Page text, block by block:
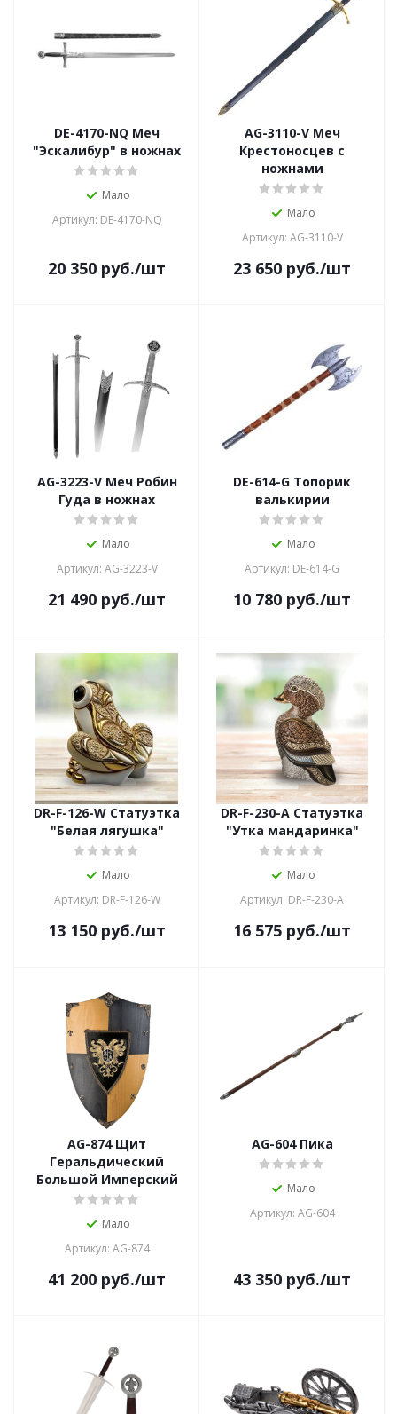
DE-4170-NQ Меч
"Эскалибур" в ножнах
Мало
Артикул: DE-4170-NQ
20 350 руб./шт
AG-3110-V Меч
Крестоносцев с
ножнами
Мало
Артикул: AG-3110-V
23 650 руб./шт
AG-3223-V Меч Робин
Гуда в ножнах
Мало
Артикул: AG-3223-V
21 490 руб./шт
DE-614-G Топорик
валькирии
Мало
Артикул: DE-614-G
10 780 руб./шт
DR-F-126-W Статуэтка
"Белая лягушка"
Мало
Артикул: DR-F-126-W
13 150 руб./шт
DR-F-230-A Статуэтка
"Утка мандаринка"
Мало
Артикул: DR-F-230-A
16 575 руб./шт
AG-874 Щит
Геральдический
Большой Имперский
Мало
Артикул: AG-874
41 200 руб./шт
AG-604 Пика
Мало
Артикул: AG-604
43 350 руб./шт